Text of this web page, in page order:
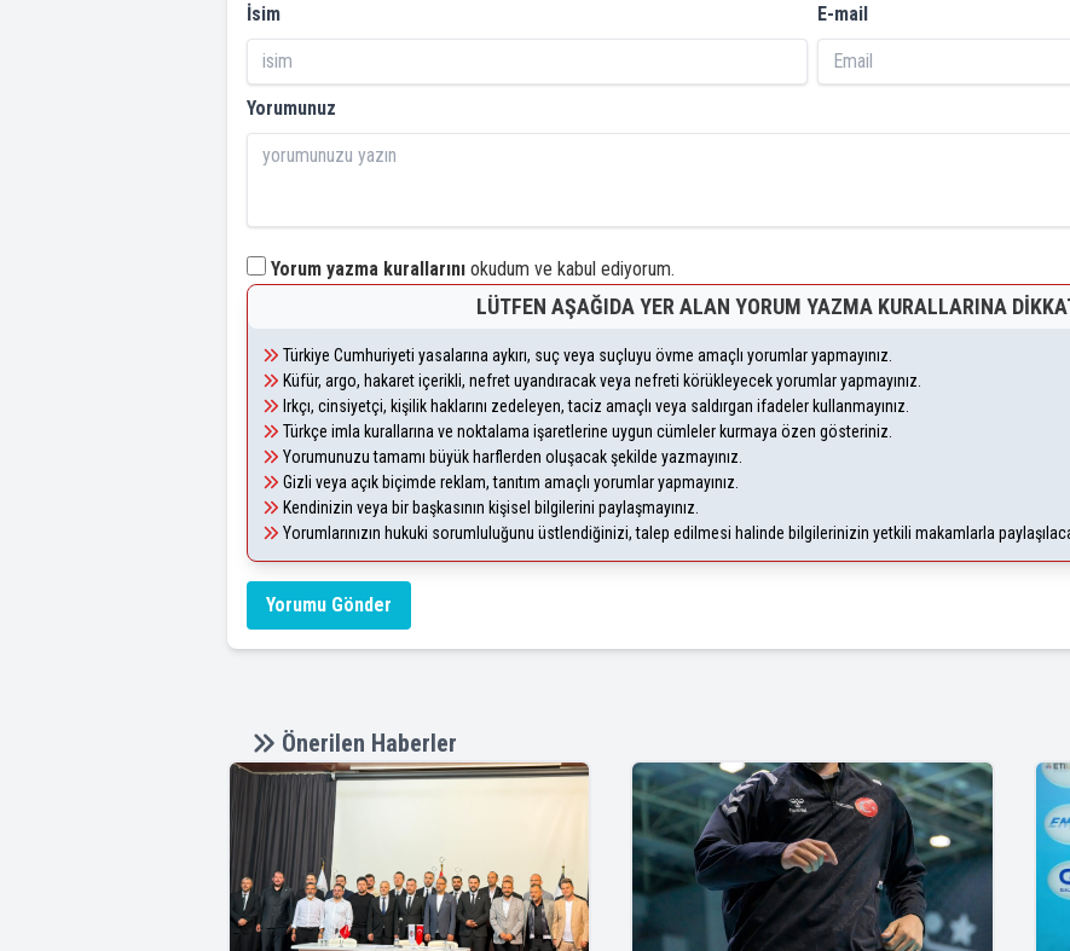
İsim E-mail
Yorumunuz
Yorum yazma kurallarını okudum ve kabul ediyorum.
LÜTFEN AŞAĞIDA YER ALAN YORUM YAZMA KURALLARINA
Türkiye Cumhuriyeti yasalarına aykırı, suç veya suçluyu övme amaçlı yorumlar yapmayınız.
Küfür, argo, hakaret içerikli, nefret uyandıracak veya nefreti körükleyecek yorumlar yapmayınız.
Irkçı, cinsiyetçi, kişilik haklarını zedeleyen, taciz amaçlı veya saldırgan ifadeler kullanmayınız.
Türkçe imla kurallarına ve noktalama işaretlerine uygun cümleler kurmaya özen gösteriniz.
Yorumunuzu tamamı büyük harflerden oluşacak şekilde yazmayınız.
Gizli veya açık biçimde reklam, tanıtım amaçlı yorumlar yapmayınız.
Kendinizin veya bir başkasının kişisel bilgilerini paylaşmayınız.
Yorumlarınızın hukuki sorumluluğunu üstlendiğinizi, talep edilmesi halinde bilgilerinizin yetkili makamlarla
Yorumu Gönder
Önerilen Haberler